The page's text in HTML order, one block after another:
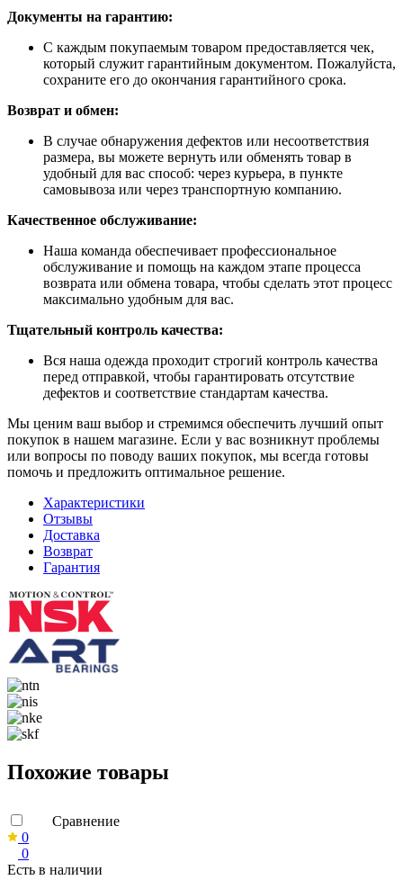
Документы на гарантию:
С каждым покупаемым товаром предоставляется чек,
который служит гарантийным документом. Пожалуйста,
сохраните его до окончания гарантийного срока.
Возврат и обмен:
В случае обнаружения дефектов или несоответствия
размера, вы можете вернуть или обменять товар в
удобный для вас способ: через курьера, в пункте
самовывоза или через транспортную компанию.
Качественное обслуживание:
Наша команда обеспечивает профессиональное
обслуживание и помощь на каждом этапе процесса
возврата или обмена товара, чтобы сделать этот процесс
максимально удобным для вас.
Тщательный контроль качества:
Вся наша одежда проходит строгий контроль качества
перед отправкой, чтобы гарантировать отсутствие
дефектов и соответствие стандартам качества.
Мы ценим ваш выбор и стремимся обеспечить лучший опыт
покупок в нашем магазине. Если у вас возникнут проблемы
или вопросы по поводу ваших покупок, мы всегда готовы
помочь и предложить оптимальное решение.
Характеристики
Отзывы
Доставка
Возврат
Гарантия
Похожие товары
Сравнение
0
0
Есть в наличии